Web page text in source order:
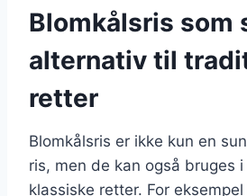
Blomkålsris som
alternativ til
retter
Blomkålsris er ikke kun en
ris, men de kan også bruges
klassiske retter. For